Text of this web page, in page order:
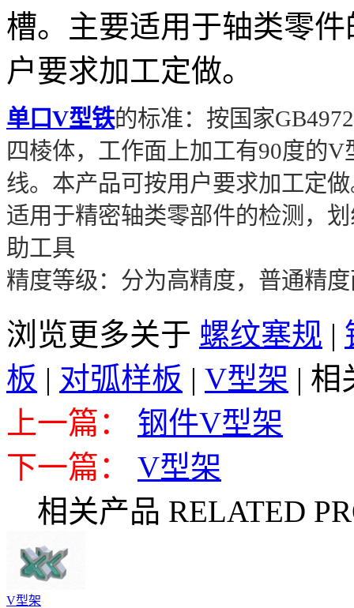
槽。主要适用于轴类零
户要求加工定做。
单口V型铁的标准：按国家
四棱体，工作面上加工有90度的
线。本产品可按用户要求加工定
适用于精密轴类零部件的检测，
助工具
精度等级：分为高精度，普通精
浏览更多关于 螺纹塞规 |
板 | 对弧样板 | V型架 | 相
上一篇：
钢件V型架
下一篇：
V型架
相关产品 RELATED
V型架